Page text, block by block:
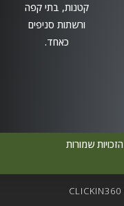
קטנות, בתי קפה
ורשתות סניפים
כאחד.